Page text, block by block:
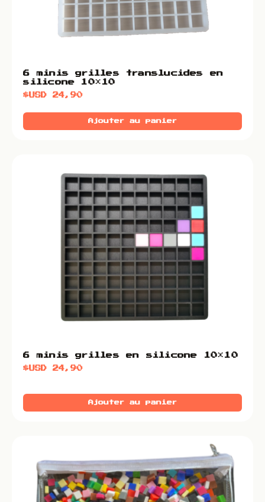
6 minis grilles translucides en
silicone 10×10
$USD24,90
Ajouter au panier
6 minis grilles en silicone 10×10
$USD24,90
Ajouter au panier